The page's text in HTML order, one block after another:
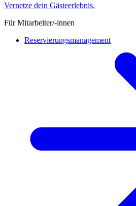
Vernetze dein Gästeerlebnis.
Für Mitarbeiter/-innen
Reservierungsmanagement